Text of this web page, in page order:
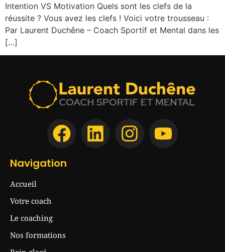
Intention VS Motivation Quels sont les clefs de la
réussite ? Vous avez les clefs ! Voici votre trousseau :
Par Laurent Duchêne – Coach Sportif et Mental dans les
[…]
Navigation
Accueil
Votre coach
Le coaching
Nos formations